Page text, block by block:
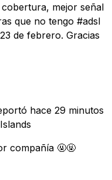
mejor señal
que no tengo #adsl
de febrero. Gracias
hace 29 minutos
compañía 🤬🤬